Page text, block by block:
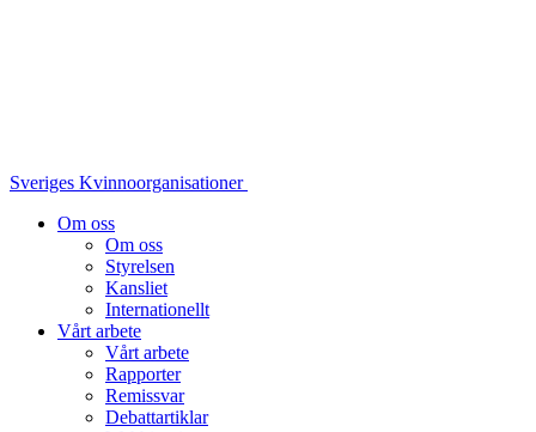
Sveriges Kvinnoorganisationer
Om oss
Om oss
Styrelsen
Kansliet
Internationellt
Vårt arbete
Vårt arbete
Rapporter
Remissvar
Debattartiklar